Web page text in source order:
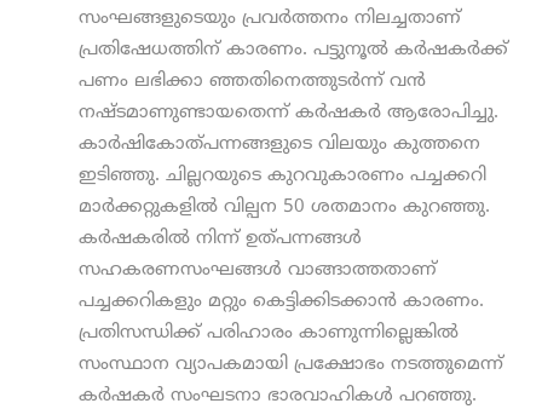
സംഘങ്ങളുടെയും പ്രവര്‍ത്തനം നിലച്ചതാണ്
പ്രതിഷേധത്തിന് കാരണം. പട്ടുനൂല്‍ കര്‍ഷകര്‍ക്ക്
പണം ലഭിക്കാ ഞ്ഞതിനെത്തുടര്‍ന്ന് വന്‍
നഷ്ടമാണുണ്ടായതെന്ന് കര്‍ഷകര്‍ ആരോപിച്ചു.
കാര്‍ഷികോത്പന്നങ്ങളുടെ വിലയും കുത്തനെ
ഇടിഞ്ഞു. ചില്ലറയുടെ കുറവുകാരണം പച്ചക്കറി
മാര്‍ക്കറ്റുകളില്‍ വില്പന 50 ശതമാനം കുറഞ്ഞു.
കര്‍ഷകരില്‍ നിന്ന് ഉത്പന്നങ്ങള്‍
സഹകരണസംഘങ്ങള്‍ വാങ്ങാത്തതാണ്
പച്ചക്കറികളും മറ്റും കെട്ടിക്കിടക്കാന്‍ കാരണം.
പ്രതിസന്ധിക്ക് പരിഹാരം കാണുന്നില്ലെങ്കില്‍
സംസ്ഥാന വ്യാപകമായി പ്രക്ഷോഭം നടത്തുമെന്ന്
കര്‍ഷകര്‍ സംഘടനാ ഭാരവാഹികള്‍ പറഞ്ഞു.